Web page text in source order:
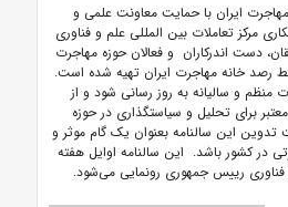
مهاجرت ایران با حمایت معاونت علمی و
مرکز تعاملات بین المللی علم و فناوری
دست اندرکاران و فعالان حوزه مهاجرت
رصد خانه مهاجرت ایران تهیه شده است.
و سالیانه به روز رسانی شود و از
برای تحلیل و سیاستگذاری در حوزه
این سالنامه بعنوان یک گام موثر و
در کشور باشد. این سالنامه اوایل هفته
رییس جمهوری رونمایی می‌شود.